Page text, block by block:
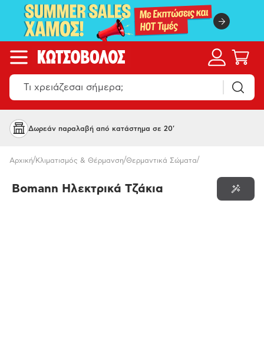
Δωρεάν παραλαβή από κατάστημα σε 20'
Αρχική/Κλιματισμός & Θέρμανση/Θερμαντικά Σώματα/
Bomann Ηλεκτρικά Τζάκια